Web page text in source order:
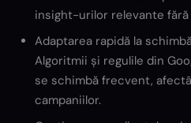
insight-urilor relevante fără
Adaptarea rapidă la
Algoritmii și regulile din
se schimbă frecvent,
campaniilor.